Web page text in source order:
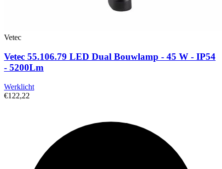
Vetec
Vetec 55.106.79 LED Dual Bouwlamp - 45 W - IP54
- 5200Lm
Werklicht
€122,22